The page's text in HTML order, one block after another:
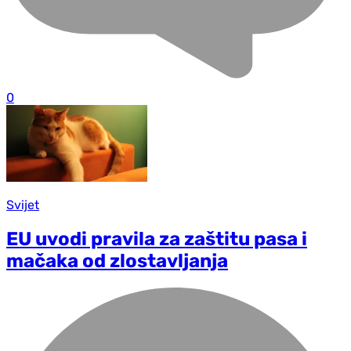
0
Svijet
EU uvodi pravila za zaštitu pasa i
mačaka od zlostavljanja